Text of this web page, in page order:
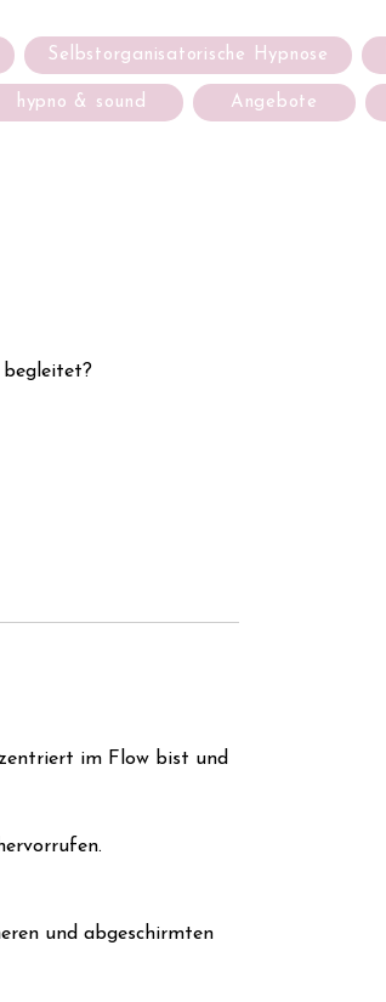
Selbstorganisatorische Hypnose
hypno & sound Angebote
begleitet?
im Flow bist und
und abgeschirmten